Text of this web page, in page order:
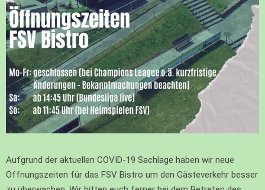
Aufgrund der aktuellen COVID-19 Sachlage haben wir neue
Öffnungszeiten für das FSV Bistro um den Gästeverkehr besser